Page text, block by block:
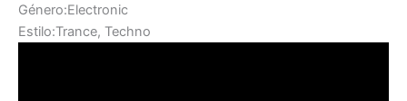
Género:Electronic
Estilo:Trance, Techno